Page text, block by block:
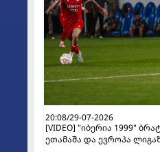
20:08/29-07-2026
[VIDEO] "იბერია 1999"
ეთამაშა და ევროპა